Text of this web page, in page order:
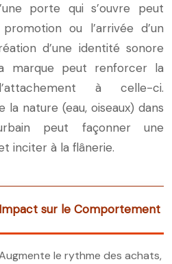
porte qui s’ouvre peut
ou l’arrivée d’un
d’une identité sonore
marque peut renforcer la
à celle-ci.
la nature (eau, oiseaux) dans
peut façonner une
inciter à la flânerie.
Impact sur le Comportement
le rythme des achats,